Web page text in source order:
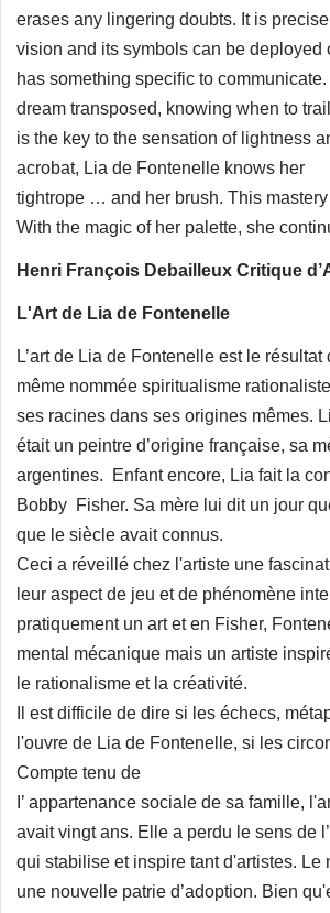
erases any lingering doubts. It is
vision and its symbols can be
has something specific to
dream transposed, knowing when to
is the key to the sensation of lightness
acrobat, Lia de Fontenelle knows her
tightrope … and her brush. This
With the magic of her palette, she
Henri François Debailleux Critique
L'Art de Lia de Fontenelle
L’art de Lia de Fontenelle est le
même nommée spiritualisme
ses racines dans ses origines mêmes.
était un peintre d’origine française, sa
argentines. Enfant encore, Lia fait la
Bobby Fisher. Sa mère lui dit un jour
que le siècle avait connus.
Ceci a réveillé chez l'artiste une
leur aspect de jeu et de phénomène
pratiquement un art et en Fisher,
mental mécanique mais un artiste
le rationalisme et la créativité.
Il est difficile de dire si les échecs,
l'ouvre de Lia de Fontenelle, si les
Compte tenu de
I’ appartenance sociale de sa famille,
avait vingt ans. Elle a perdu le sens de
qui stabilise et inspire tant d'artistes.
une nouvelle patrie d’adoption. Bien